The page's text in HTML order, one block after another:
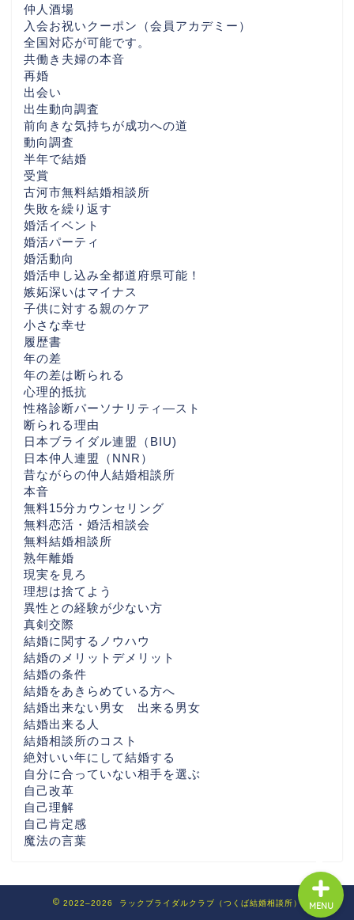
仲人酒場
入会お祝いクーポン（会員アカデミー）
全国対応が可能です。
共働き夫婦の本音
再婚
出会い
出生動向調査
前向きな気持ちが成功への道
動向調査
半年で結婚
受賞
古河市無料結婚相談所
失敗を繰り返す
婚活イベント
婚活パーティ
婚活動向
婚活申し込み全都道府県可能！
嫉妬深いはマイナス
子供に対する親のケア
小さな幸せ
履歴書
年の差
年の差は断られる
心理的抵抗
性格診断パーソナリティ―スト
断られる理由
日本ブライダル連盟（BIU)
日本仲人連盟（NNR）
昔ながらの仲人結婚相談所
本音
無料15分カウンセリング
無料恋活・婚活相談会
無料結婚相談所
熟年離婚
現実を見ろ
理想は捨てよう
異性との経験が少ない方
真剣交際
結婚に関するノウハウ
結婚のメリットデメリット
結婚の条件
結婚をあきらめている方へ
結婚出来ない男女 出来る男女
結婚出来る人
結婚相談所のコスト
絶対いい年にして結婚する
自分に合っていない相手を選ぶ
自己改革
自己理解
自己肯定感
魔法の言葉
2022–2026 ラックブライダルクラブ（つくば結婚相談所） MENU
んでほしい話 （30代後
各地域別婚活ぺージ・AI